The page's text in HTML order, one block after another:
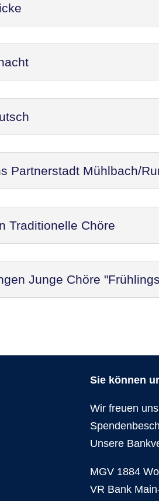
Partnerstadt Mühlbach/
Traditionelle Chöre
Junge Chöre
Sie können
Wir freuen
Unsere
MGV 1884
VR Bank